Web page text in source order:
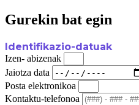
Gurekin bat egin
Identifikazio-datuak
Izen- abizenak
Jaiotza data
Posta elektronikoa
Kontaktu-telefonoa